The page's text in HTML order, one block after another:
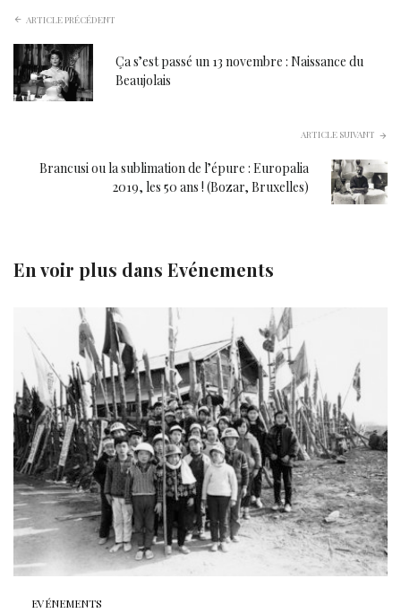
ARTICLE PRÉCÉDENT
Ça s’est passé un 13 novembre : Naissance du
Beaujolais
ARTICLE SUIVANT
Brancusi ou la sublimation de l’épure : Europalia
2019, les 50 ans ! (Bozar, Bruxelles)
En voir plus dans Evénements
EVÉNEMENTS